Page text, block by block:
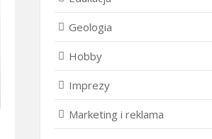
Geologia
Hobby
Imprezy
Marketing i reklama